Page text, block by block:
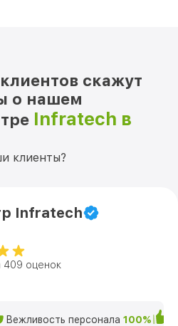
скажут
о нашем
Infratech в
клиенты?
Infratech
409 оценок
Вежливость персонала 100%